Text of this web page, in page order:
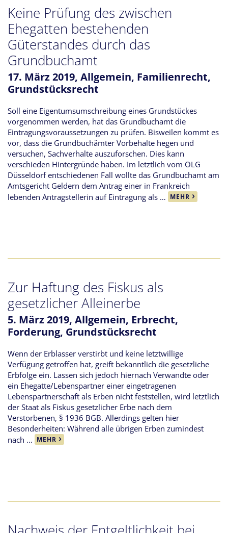
Keine Prüfung des zwischen
Ehegatten bestehenden
Güterstandes durch das
Grundbuchamt
17. März 2019, Allgemein, Familienrecht,
Grundstücksrecht
Soll eine Eigentumsumschreibung eines Grundstückes
vorgenommen werden, hat das Grundbuchamt die
Eintragungsvoraussetzungen zu prüfen. Bisweilen kommt es
vor, dass die Grundbuchämter Vorbehalte hegen und
versuchen, Sachverhalte auszuforschen. Dies kann
verschieden Hintergründe haben. Im letztlich vom OLG
Düsseldorf entschiedenen Fall wollte das Grundbuchamt am
Amtsgericht Geldern dem Antrag einer in Frankreich
lebenden Antragstellerin auf Eintragung als … MEHR
Zur Haftung des Fiskus als
gesetzlicher Alleinerbe
5. März 2019, Allgemein, Erbrecht,
Forderung, Grundstücksrecht
Wenn der Erblasser verstirbt und keine letztwillige
Verfügung getroffen hat, greift bekanntlich die gesetzliche
Erbfolge ein. Lassen sich jedoch hiernach Verwandte oder
ein Ehegatte/Lebenspartner einer eingetragenen
Lebenspartnerschaft als Erben nicht feststellen, wird letztlich
der Staat als Fiskus gesetzlicher Erbe nach dem
Verstorbenen, § 1936 BGB. Allerdings gelten hier
Besonderheiten: Während alle übrigen Erben zumindest
nach … MEHR